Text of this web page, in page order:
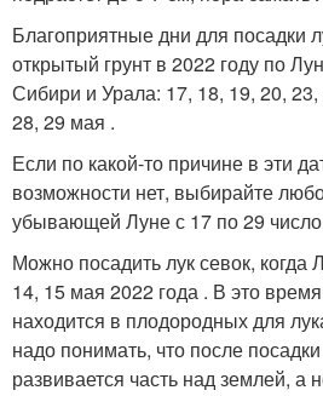
Благоприятные дни для посадки
открытый грунт в 2022 году по
Сибири и Урала: 17, 18, 19, 20,
28, 29 мая .
Если по какой-то причине в эти
возможности нет, выбирайте
убывающей Луне с 17 по 29
Можно посадить лук севок, когда
14, 15 мая 2022 года . В это
находится в плодородных для
надо понимать, что после
развивается часть над землей, а